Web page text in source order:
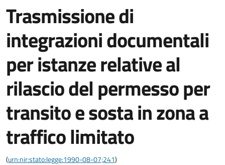
Trasmissione di
integrazioni documentali
per istanze relative al
rilascio del permesso per
transito e sosta in zona a
traffico limitato
(urn:nir:stato:legge:1990-08-07;241)